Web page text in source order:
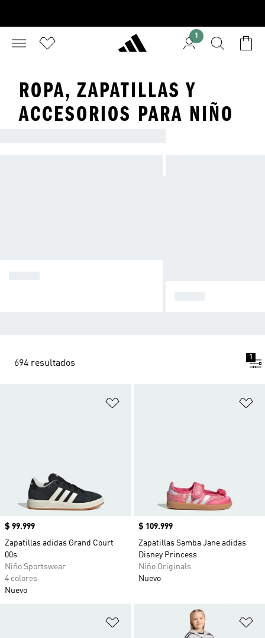
1
ROPA, ZAPATILLAS Y
ACCESORIOS PARA NIÑO
694 resultados
1
Precio
$ 99.999
Zapatillas adidas Grand Court
00s
Niño Sportswear
4 colores
Nuevo
Precio
$ 109.999
Zapatillas Samba Jane adidas
Disney Princess
Niño Originals
Nuevo
Añadir a la lista de deseos